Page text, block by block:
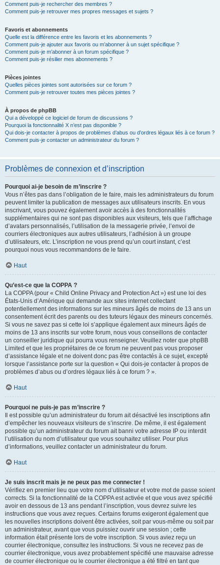
Comment puis-je rechercher des membres ?
Comment puis-je retrouver mes propres messages et sujets ?
Favoris et abonnements
Quelle est la différence entre les favoris et les abonnements ?
Comment puis-je ajouter aux favoris ou m’abonner à un sujet spécifique ?
Comment puis-je m’abonner à un forum spécifique ?
Comment puis-je résilier mes abonnements ?
Pièces jointes
Quelles pièces jointes sont autorisées sur ce forum ?
Comment puis-je retrouver toutes mes pièces jointes ?
À propos de phpBB
Qui a développé ce logiciel de forum de discussions ?
Pourquoi la fonctionnalité X n’est pas disponible ?
Qui dois-je contacter à propos de problèmes d’abus ou d’ordres légaux liés à ce forum ?
Comment puis-je contacter un administrateur du forum ?
Problèmes de connexion et d’inscription
Pourquoi ai-je besoin de m’inscrire ?
Vous n’êtes pas dans l’obligation de le faire, mais les administrateurs du forum
peuvent limiter la publication de messages aux utilisateurs inscrits. En vous
inscrivant, vous pouvez également avoir accès à des fonctionnalités
supplémentaires qui ne sont pas disponibles aux visiteurs, tels que l’affichage
d’avatars personnalisés, l’utilisation de la messagerie privée, l’envoi de
courriers électroniques aux autres utilisateurs, l’adhésion à un groupe
d’utilisateurs, etc. L’inscription ne vous prend qu’un court instant, c’est
pourquoi nous vous recommandons de le faire.
Haut
Qu’est-ce que la COPPA ?
La COPPA (pour « Child Online Privacy and Protection Act ») est une loi des
États-Unis d’Amérique qui demande aux sites internet collectant
potentiellement des informations sur les mineurs âgés de moins de 13 ans un
consentement écrit des parents ou des tuteurs légaux des mineurs concernés.
Si vous ne savez pas si cette loi s’applique également aux mineurs âgés de
moins de 13 ans inscrits sur votre forum, nous vous conseillons de contacter
un conseiller juridique qui pourra vous renseigner. Veuillez noter que phpBB
Limited et que les propriétaires de ce forum ne peuvent pas vous proposer
d’assistance légale et ne doivent donc pas être contactés à ce sujet, excepté
lorsque l’assistance porte sur la question « Qui dois-je contacter à propos de
problèmes d’abus ou d’ordres légaux liés à ce forum ? ».
Haut
Pourquoi ne puis-je pas m’inscrire ?
Il est possible qu’un administrateur du forum ait désactivé les inscriptions afin
d’empêcher les nouveaux visiteurs de s’inscrire. De même, il est également
possible qu’un administrateur du forum ait banni votre adresse IP ou interdit
l’utilisation du nom d’utilisateur que vous souhaitez utiliser. Pour plus
d’informations, veuillez contacter un administrateur du forum.
Haut
Je suis inscrit mais je ne peux pas me connecter !
Vérifiez en premier lieu que votre nom d’utilisateur et votre mot de passe soient
corrects. Si la fonctionnalité de la COPPA est activée et que vous avez spécifié
avoir en dessous de 13 ans pendant l’inscription, vous devrez suivre les
instructions que vous avez reçues. Certains forums exigeront également que
les nouvelles inscriptions doivent être activées, soit par vous-même ou soit par
un administrateur, avant que vous puissiez ouvrir une session ; cette
information était présente lors de votre inscription. Si vous aviez reçu un
courrier électronique, consultez les instructions. Si vous ne recevez pas de
courrier électronique, vous avez probablement spécifié une mauvaise adresse
de courrier électronique ou le courrier électronique a été filtré en tant que